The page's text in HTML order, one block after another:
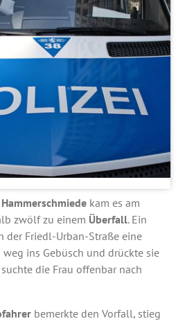
kam es am
zwölf zu einem Überfall. Ein
der Friedl-Urban-Straße eine
ins Gebüsch und drückte sie
die Frau offenbar nach
bemerkte den Vorfall, stieg